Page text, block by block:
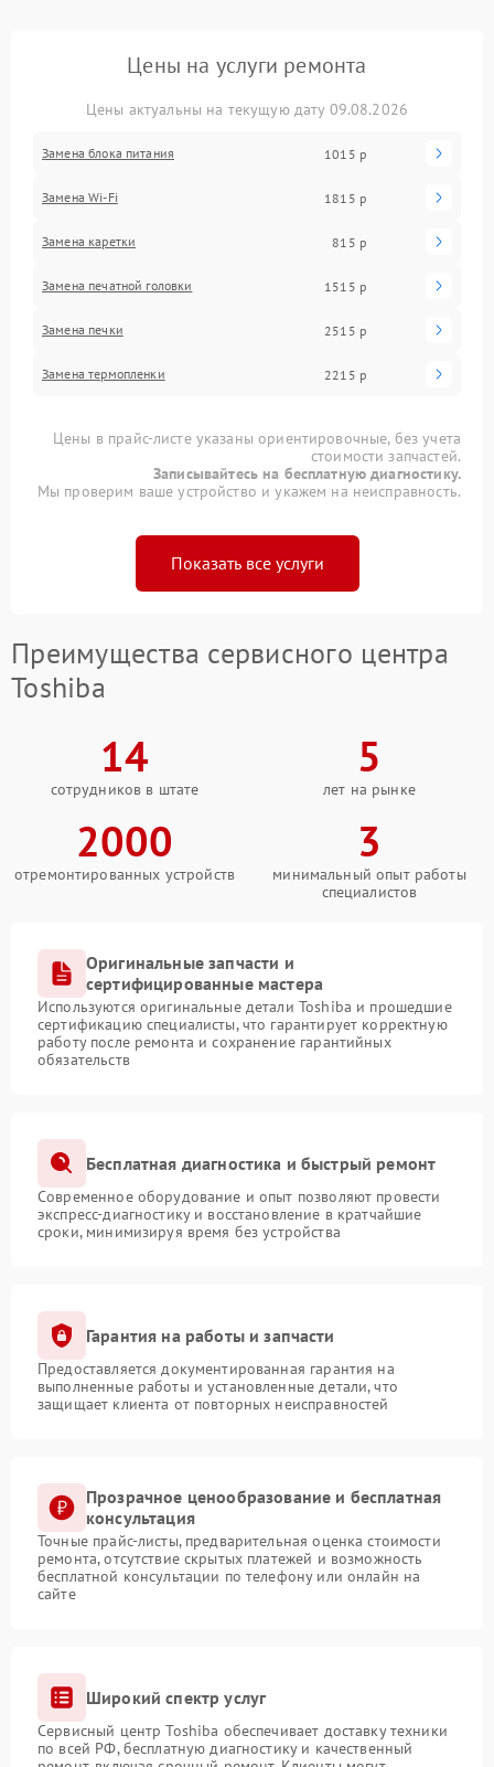
Цены на услуги ремонта
Цены актуальны на текущую дату 09.08.2026
Замена блока питания 1015 р
Замена Wi-Fi 1815 р
Замена каретки 815 р
Замена печатной головки 1515 р
Замена печки 2515 р
Замена термопленки 2215 р
Цены в прайс-листе указаны ориентировочные, без учета
стоимости запчастей.
Записывайтесь на бесплатную диагностику.
Мы проверим ваше устройство и укажем на неисправность.
Показать все услуги
Преимущества сервисного центра
Toshiba
14
сотрудников в штате
5
лет на рынке
2000
отремонтированных устройств
3
минимальный опыт работы
специалистов
Оригинальные запчасти и
сертифицированные мастера
Используются оригинальные детали Toshiba и прошедшие
сертификацию специалисты, что гарантирует корректную
работу после ремонта и сохранение гарантийных
обязательств
Бесплатная диагностика и быстрый ремонт
Современное оборудование и опыт позволяют провести
экспресс-диагностику и восстановление в кратчайшие
сроки, минимизируя время без устройства
Гарантия на работы и запчасти
Предоставляется документированная гарантия на
выполненные работы и установленные детали, что
защищает клиента от повторных неисправностей
Прозрачное ценообразование и бесплатная
консультация
Точные прайс-листы, предварительная оценка стоимости
ремонта, отсутствие скрытых платежей и возможность
бесплатной консультации по телефону или онлайн на
сайте
Широкий спектр услуг
Сервисный центр Toshiba обеспечивает доставку техники
по всей РФ, бесплатную диагностику и качественный